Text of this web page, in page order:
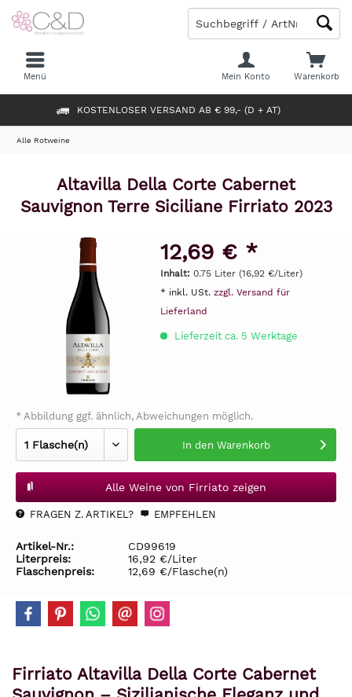
KOSTENLOSER VERSAND AB € 99,- (D + AT)
Warenkorb
Mein Konto
Menü
Alle Rotweine
Altavilla Della Corte Cabernet
Sauvignon Terre Siciliane Firriato 2023
12,69 € *
Inhalt: 0.75 Liter (16,92 €/Liter)
* inkl. USt. zzgl. Versand für
Lieferland
Lieferzeit ca. 5 Werktage
* Abbildung ggf. ähnlich, Abweichungen möglich.
In den Warenkorb
Alle Weine von Firriato zeigen
FRAGEN Z. ARTIKEL? EMPFEHLEN
Artikel-Nr.:
CD99619
Literpreis:
16,92 €/Liter
Flaschenpreis:
12,69 €/Flasche(n)
Firriato Altavilla Della Corte Cabernet